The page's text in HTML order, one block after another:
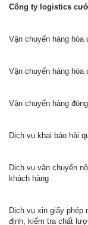
Công ty logistics
Vận chuyển hàng
Vận chuyển hàng hóa
Vận chuyển hàng
Dịch vụ khai báo hải
Dịch vụ vận chuyển
khách hàng
Dịch vụ xin giấy phép
định, kiểm tra chất